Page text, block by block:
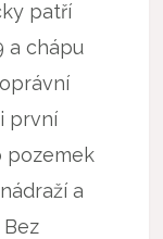
patří
a chápu
první
pozemek
a